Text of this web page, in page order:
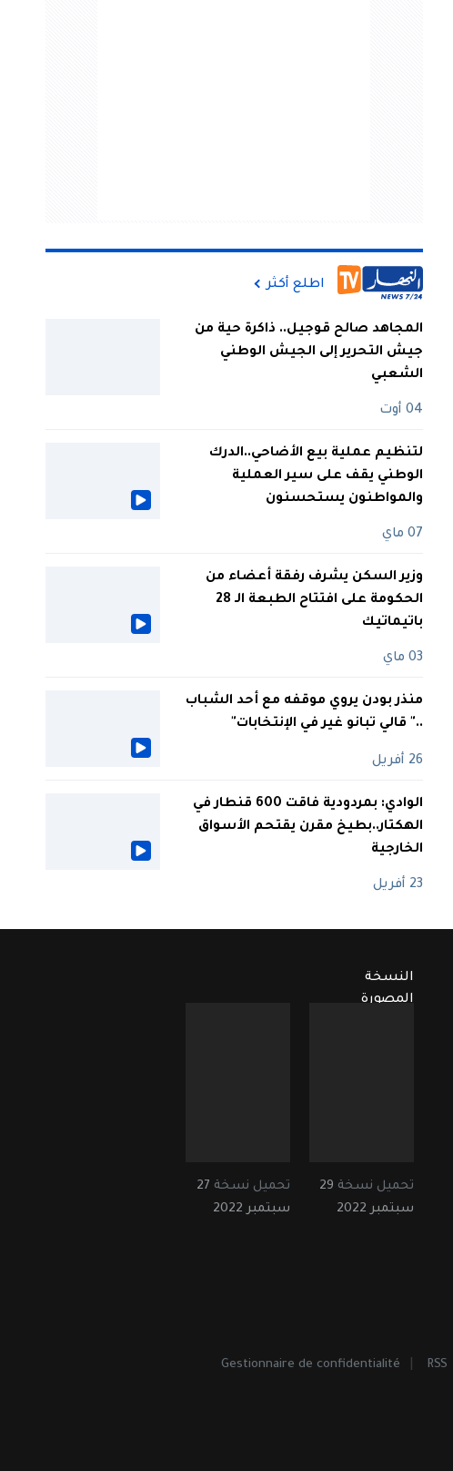
اطلع أكثر
المجاهد صالح قوجيل.. ذاكرة حية من
جيش التحرير إلى الجيش الوطني
الشعبي
04 أوت
لتنظيم عملية بيع الأضاحي..الدرك
الوطني يقف على سير العملية
والمواطنون يستحسنون
07 ماي
وزير السكن يشرف رفقة أعضاء من
الحكومة على افتتاح الطبعة الـ 28
باتيماتيك
03 ماي
منذر بودن يروي موقفه مع أحد الشباب
.." قالي تبانو غير في الإنتخابات"
26 أفريل
الوادي: بمردودية فاقت 600 قنطار في
الهكتار..بطيخ مقرن يقتحم الأسواق
الخارجية
23 أفريل
النسخة
المصورة
تحميل نسخة 29
سبتمبر 2022
تحميل نسخة 27
سبتمبر 2022
RSS
Gestionnaire de confidentialité